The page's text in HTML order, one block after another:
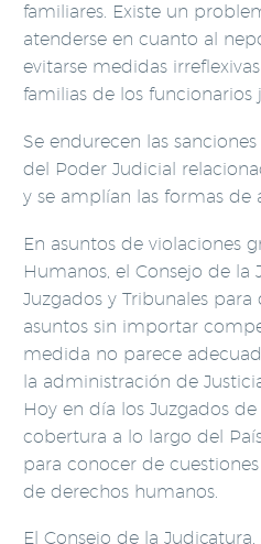
familiares. Existe un
atenderse en cuanto al
evitarse medidas
familias de los funcionarios
Se endurecen las
del Poder Judicial
y se amplían las formas de
En asuntos de violaciones
Humanos, el Consejo de
Juzgados y Tribunales
asuntos sin importar
medida no parece
la administración de
Hoy en día los Juzgados
cobertura a lo largo del
para conocer de
de derechos humanos.
El Consejo de la